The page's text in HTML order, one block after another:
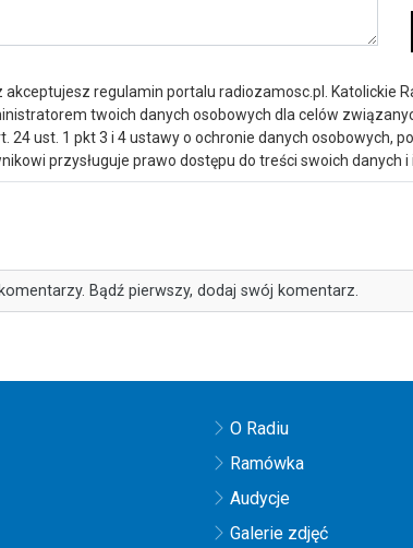
akceptujesz regulamin portalu radiozamosc.pl. Katolickie
twoich danych osobowych dla celów
24 ust. 1 pkt 3 i 4 ustawy o ochronie danych osobowych,
przysługuje prawo dostępu do treści swoich danych i
Bądź pierwszy, dodaj swój komentarz.
O Radiu
Ramówka
Audycje
Galerie zdjęć